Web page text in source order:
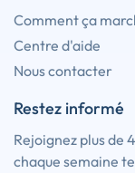
Comment ça
Centre d'aide
Nous contacter
Restez informé
Rejoignez plus de
chaque semaine